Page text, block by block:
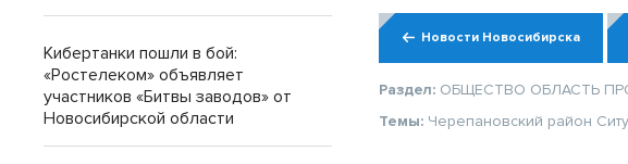
Новости Новосибирска
Раздел: ОБЩЕСТВО ОБЛАСТЬ
Темы: Черепановский район
Кибертанки пошли в бой:
«Ростелеком» объявляет
участников «Битвы заводов» от
Новосибирской области